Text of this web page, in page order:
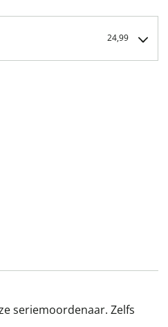
24,99
seriemoordenaar. Zelfs